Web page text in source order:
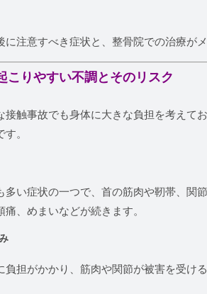
注意すべき症状と、整骨院での治療が
こりやすい不調とそのリスク
接触事故でも身体に大きな負担を考えて
。
多い症状の一つで、首の筋肉や靭帯、関
、めまいなどが続きます。
負担がかかり、筋肉や関節が被害を受け